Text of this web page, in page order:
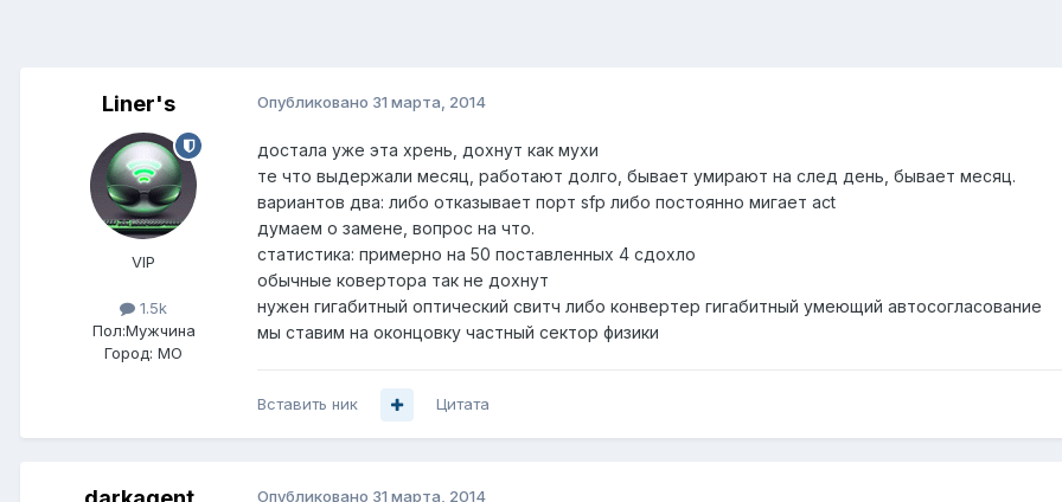
Liner's
VIP
1.5k
Пол:Мужчина
Город: МО
Опубликовано 31 марта, 2014
достала уже эта хрень, дохнут как мухи
те что выдержали месяц, работают долго, бывает умирают на след день, бывает месяц.
вариантов два: либо отказывает порт sfp либо постоянно мигает act
думаем о замене, вопрос на что.
статистика: примерно на 50 поставленных 4 сдохло
обычные ковертора так не дохнут
нужен гигабитный оптический свитч либо конвертер гигабитный умеющий автосогласование
мы ставим на оконцовку частный сектор физики
Вставить ник Цитата
Опубликовано 31 марта, 2014